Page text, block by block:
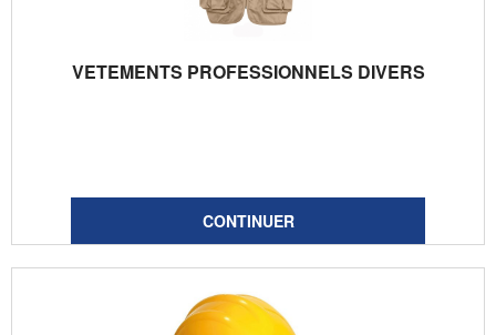
VETEMENTS PROFESSIONNELS DIVERS